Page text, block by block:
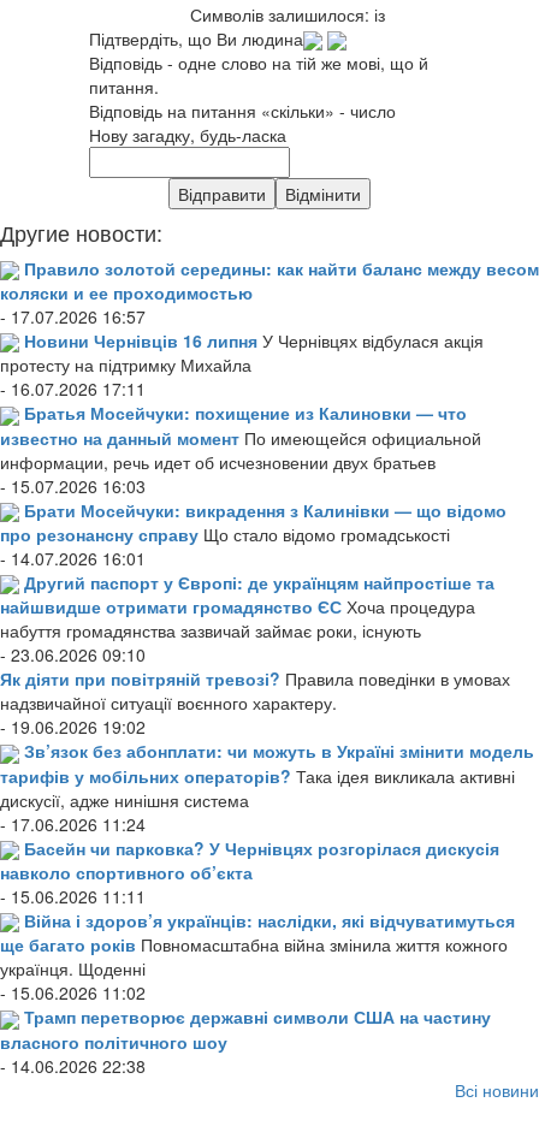
Символів залишилося: із
Підтвердіть, що Ви людина
Відповідь - одне слово на тій же мові, що й
питання.
Відповідь на питання «скільки» - число
Нову загадку, будь-ласка
Другие новости:
Правило золотой середины: как найти баланс между весом
коляски и ее проходимостью
- 17.07.2026 16:57
Новини Чернівців 16 липня У Чернівцях відбулася акція
протесту на підтримку Михайла
- 16.07.2026 17:11
Братья Мосейчуки: похищение из Калиновки — что
известно на данный момент По имеющейся официальной
информации, речь идет об исчезновении двух братьев
- 15.07.2026 16:03
Брати Мосейчуки: викрадення з Калинівки — що відомо
про резонансну справу Що стало відомо громадськості
- 14.07.2026 16:01
Другий паспорт у Європі: де українцям найпростіше та
найшвидше отримати громадянство ЄС Хоча процедура
набуття громадянства зазвичай займає роки, існують
- 23.06.2026 09:10
Як діяти при повітряній тревозі? Правила поведінки в умовах
надзвичайної ситуації воєнного характеру.
- 19.06.2026 19:02
Зв’язок без абонплати: чи можуть в Україні змінити модель
тарифів у мобільних операторів? Така ідея викликала активні
дискусії, адже нинішня система
- 17.06.2026 11:24
Басейн чи парковка? У Чернівцях розгорілася дискусія
навколо спортивного об’єкта
- 15.06.2026 11:11
Війна і здоров’я українців: наслідки, які відчуватимуться
ще багато років Повномасштабна війна змінила життя кожного
українця. Щоденні
- 15.06.2026 11:02
Трамп перетворює державні символи США на частину
власного політичного шоу
- 14.06.2026 22:38
Всі новини